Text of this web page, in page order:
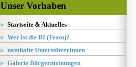
Unser Vorhaben
Startseite & Aktuelles
Wer ist die BI (Team)?
namhafte UnterstützerInnen
Galerie Bürgermeinungen